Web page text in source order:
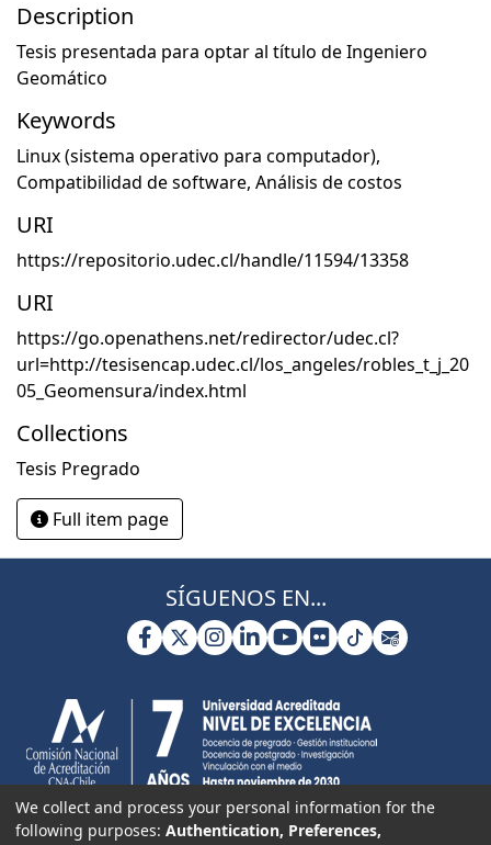
Description
Tesis presentada para optar al título de Ingeniero
Geomático
Keywords
Linux (sistema operativo para computador),
Compatibilidad de software, Análisis de costos
URI
https://repositorio.udec.cl/handle/11594/13358
URI
https://go.openathens.net/redirector/udec.cl?
url=http://tesisencap.udec.cl/los_angeles/robles_t_j_20
05_Geomensura/index.html
Collections
Tesis Pregrado
Full item page
SÍGUENOS EN...
We collect and process your personal information for the
following purposes: Authentication, Preferences,